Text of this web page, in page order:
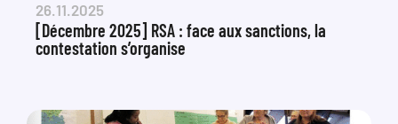
26.11.2025
[Décembre 2025] RSA : face aux sanctions, la
contestation s’organise